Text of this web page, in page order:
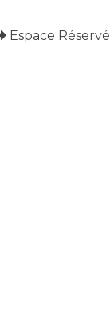
Espace Réservé